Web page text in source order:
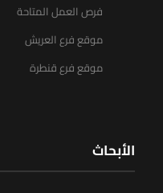
فرص العمل المتاحة
موقع فرع العريش
موقع فرع قنطرة
الأبحاث